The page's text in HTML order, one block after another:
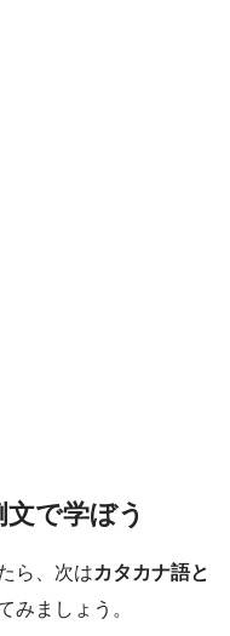
で学ぼう
ら、次はカタカナ語と
みましょう。